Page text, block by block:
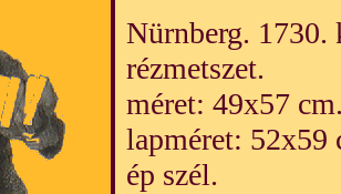
Nürnberg. 1730.
rézmetszet.
méret: 49x57
lapméret: 52x59
ép szél.